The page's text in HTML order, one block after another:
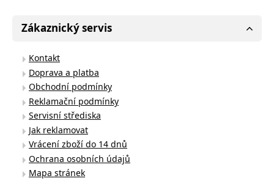
Zákaznický servis
Kontakt
Doprava a platba
Obchodní podmínky
Reklamační podmínky
Servisní střediska
Jak reklamovat
Vrácení zboží do 14 dnů
Ochrana osobních údajů
Mapa stránek